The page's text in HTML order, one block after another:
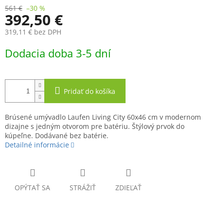
561 € –30 %
392,50 €
319,11 € bez DPH
cena:
Dodacia doba 3-5 dní
Pridať do košíka
Brúsené umývadlo Laufen Living City 60x46 cm v modernom
dizajne s jedným otvorom pre batériu. Štýlový prvok do
kúpeľne. Dodávané bez batérie.
Detailné informácie
OPÝTAŤ SA STRÁŽIŤ ZDIEĽAŤ